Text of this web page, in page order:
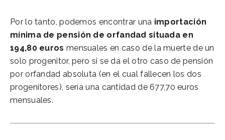
Por lo tanto, podemos encontrar una importación
mínima de pensión de orfandad situada en
194,80 euros mensuales en caso de la muerte de un
solo progenitor, pero si se da el otro caso de pensión
por orfandad absoluta (en el cual fallecen los dos
progenitores), sería una cantidad de 677,70 euros
mensuales.